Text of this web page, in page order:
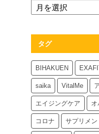
タグ
BIHAKUEN
saika VitalMe
エイジングケア オ
コロナ サプリメン